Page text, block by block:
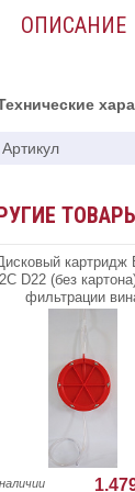
ОПИСАНИЕ
Артикул
картридж
2C D22 (без
фильтрации